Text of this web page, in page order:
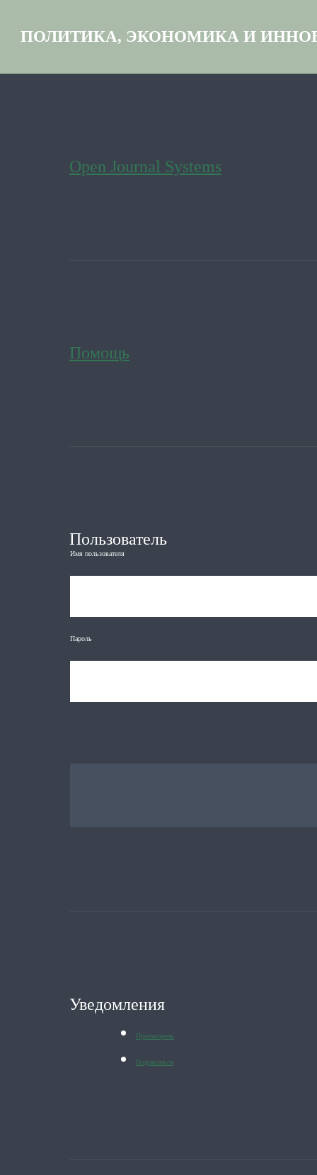
ПОЛИТИКА, ЭКОНОМИКА И
Open Journal Systems
Помощь
Пользователь
Имя пользователя
Пароль
Уведомления
Просмотреть
Подписаться